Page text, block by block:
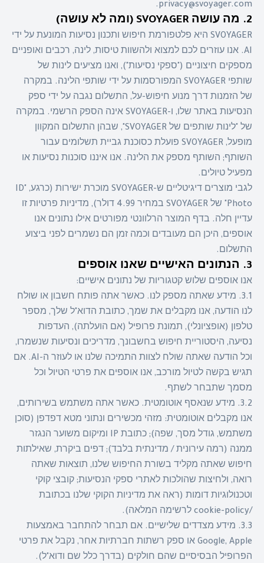
privacy@svoyager.com.
2. מה עושה SVOYAGER (ומה לא עושה)
SVOYAGER היא פלטפורמת חיפוש ותכנון נסיעות המונעת על ידי
AI. אנו עוזרים לכם למצוא ולהשוות טיסות, לינה, רכבים ואופניים
מספקים חיצוניים ("ספקי נסיעות"), ואנו מציעים לינות של
שותפי SVOYAGER המפורסמות על ידי שותפי הלינה. במקרה
של הזמנות דרך מנוע חיפוש-על, התשלום נגבה על ידי ספק
הנסיעות באתר שלו, ו-SVOYAGER אינה הספק הרשמי. במקרה
של "לינות שותפים של SVOYAGER", שבהן התשלום המקוון
מופעל, SVOYAGER פועלת כסוכנת גביית תשלומים עבור
השותף; השותף מספק את הלינה. אנו איננו סוכנות נסיעות או
מפעיל טיולים.
לגבי מוצרים דיגיטליים ש-SVOYAGER מוכרת ישירות (כרגע, "ID
Photo" של SVOYAGER במחיר 4.99 דולר), מדיניות פרטיות זו
עדיין חלה. בדף המוצר הרלוונטי מפורטים אילו נתונים אנו
אוספים, היכן הם מעובדים וכמה זמן הם נשמרים לפני ביצוע
התשלום.
3. הנתונים האישיים שאנו אוספים
אנו אוספים שלוש קטגוריות של נתונים אישיים:
3.1. מידע שאתה מספק לנו. כאשר אתה פותח חשבון או שולח
לנו הודעה, אנו מקבלים את שמך, כתובת הדוא"ל שלך, מספר
טלפון (אופציונלי), תמונת פרופיל (אם הועלתה), העדפות
נסיעה, היסטוריית חיפוש בחשבונך, מדריכים ונסיעות שנשמרו,
וכל הודעה שאתה שולח לצוות התמיכה שלנו או לעוזר ה-AI. אם
תגיש בקשה לטיול מורכב, אנו אוספים את פרטי הטיול וכל
מסמך שתבחר לשתף.
3.2. מידע שנאסף אוטומטית. כאשר אתה משתמש בשירותים,
אנו מקבלים אוטומטית: מזהי מכשירים ונתוני מטא דפדפן (סוכן
משתמש, גודל מסך, שפה); כתובת IP ומיקום משוער הנגזר
ממנה (רמה עירונית / מדינתית בלבד); דפים ביקרת, שאילתות
חיפוש שאתה מקליד בשורת החיפוש שלנו, תוצאות שאתה
רואה, ולחיצות שהולכות לאתרי ספקי הנסיעות; קובצי קוקי
וטכנולוגיות דומות (ראה את מדיניות הקוקי שלנו בכתובת
/cookie-policy לרשימה המלאה).
3.3. מידע מצדדים שלישיים. אם תבחר להתחבר באמצעות
Google, Apple או ספק רשתות חברתיות אחר, נקבל את פרטי
הפרופיל הבסיסיים שהם חולקים (בדרך כלל שם ודוא"ל).